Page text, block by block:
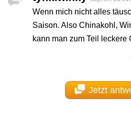
Wenn mich nicht alles
Saison. Also Chinakohl,
kann man zum Teil leckere
Jetzt